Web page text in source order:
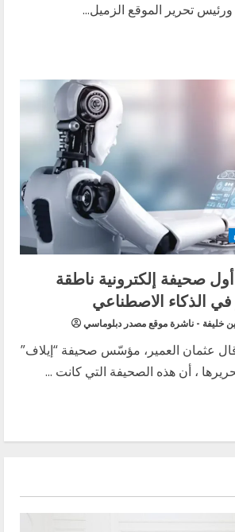
تحرير الموقع الزميل...
صحيفة إلكترونية ناطقة
في الذكاء الاصطناعي
خليفة - ناشرة موقع مصدر دبلوماسي
عثمان العمير، مؤسّس صحيفة “إيلاف”
، أن هذه الصحيفة التي كانت ...